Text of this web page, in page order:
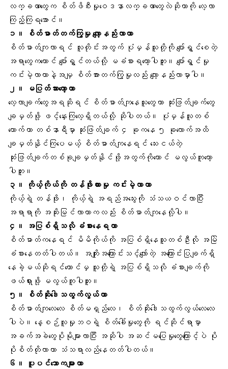
လက္ခဏာတွေက စိတ်ဖိစီးမှုဝေဒနာလက္ခဏာတွေလဲဆိုတာကို လေ့လာ
ကြည့်ကြရအောင်။
၁။ စိတ်ဓာတ်တက်ကြွမှု လျော့နည်းလာတာ
စိတ်ဓာတ်ကျလာရင် လူတိုင်းအတွက် ပုံမှန်သူတို့ကို ပျော်ရွှင်စေတဲ့
အရာတွေကတောင် ပျော်ရွှင်တယ်လို့ မခံစားရတော့ပါဘူး။ ပျော်ရွှင်မှု
ကင်းမဲ့လာတာနဲ့အမျှ စိတ်အားတက်ကြွမှုလည်း လျော့နည်းလာမှာပါ။
၂။ မပြတ်သားတော့တာ
လေ့လာချက်တွေအရဆိုရင် စိတ်ဓာတ်ကျနေသူတွေဟာ ဆုံးဖြတ်ချက်တွေ
ချမှတ်ဖို့ ဖင့်နှေးကြလေ့ရှိတယ်လို့ ဆိုပါတယ်။ ပုံမှန်လူတစ်
ယောက်ဟာ တစ်နာရီမှာ ဆုံးဖြတ်ချက် ၄ ခုကနေ ၅ ခုလောက်အထိ
ချမှတ်နိုင်ကြပေမယ့် စိတ်ဓာတ်ကျနေရင် သေးငယ်တဲ့
ဆုံးဖြတ်ချက်တစ်ခုချမှတ်နိုင်ဖို့အတွက်ကိုတောင် မလွယ်ကူတော့
ပါဘူး။
၃။
ကိုယ့်ကိုယ်ကို တန်ဖိုးထားမှုကင်းမဲ့လာတာ
ကိုယ့်ရဲ့ တန်ဖိုး၊ ကိုယ့်ရဲ့ အရည်အသွေးကို သံသယဝင်လာပြီး
အရာရာကို အဆိုးမြင်လာတာကလည်း စိတ်ဓာတ်ကျနေလို့ပါ။
၄။ အပြစ်ရှိသလို ခံစားနေရတာ
စိတ်ဓာတ်ကနေရင် မိမိကိုယ်ကို အပြစ်ရှိနေသူတစ်ဦးလို အမြဲ
ခံစားနေတတ်ပါတယ်။ အကျိုးအကြောင်းသင့်လျော်တဲ့ အကြောင်းပြချက်ရှိ
နေခဲ့မယ်ဆိုရင်တောင်မှ သူတို့ရဲ့ အပြစ်ရှိသလို ခံစားချက်ကို
ဖယ်ရှားဖို့ မလွယ်ကူပါဘူး။
၅။ စိတ်ဆိုးဒေါသထွက်လွယ်တာ
စိတ်ဓာတ်ကျလေလေ စိတ်မရှည်လေ၊ စိတ်ဆိုးဒေါသထွက်လွယ်လေလေ
ပါပဲ။ နေ့စဉ်လူမှုဘဝရဲ့ စိတ်ခေါ်မှုတွေကို ရင်ဆိုင်ရာမှာ
အခက်အခဲတွေပိုမိုများလာပြီး အဆိုပါ အဆင်မပြေမှုတွေကြောင့်ပဲ ပို
ပိုစိတ်တိုလာကာ သံသရာလည်နေတတ်ပါတယ်။
၆။
ပူပင်သောကများတာ